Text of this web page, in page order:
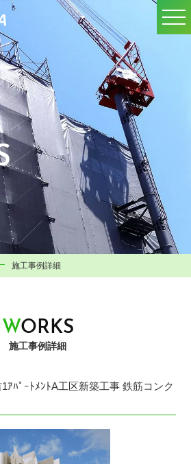
施工事例詳細
WORKS
施工事例詳細
1ｱﾊﾟｰﾄﾒﾝﾄA工区新築工事 鉄筋コンク